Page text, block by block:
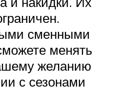
сменными
менять
желанию
с сезонами